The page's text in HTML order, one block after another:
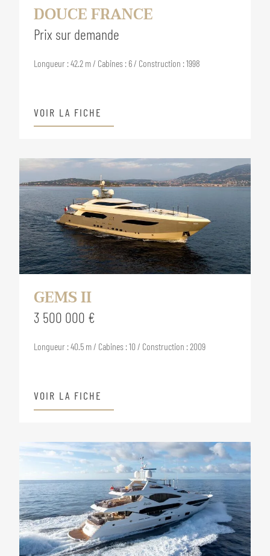
DOUCE FRANCE
Prix sur demande
Longueur : 42.2 m / Cabines : 6 / Construction : 1998
VOIR LA FICHE
GEMS II
3 500 000 €
Longueur : 40.5 m / Cabines : 10 / Construction : 2009
VOIR LA FICHE